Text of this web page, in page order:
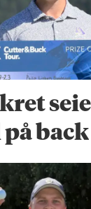
back